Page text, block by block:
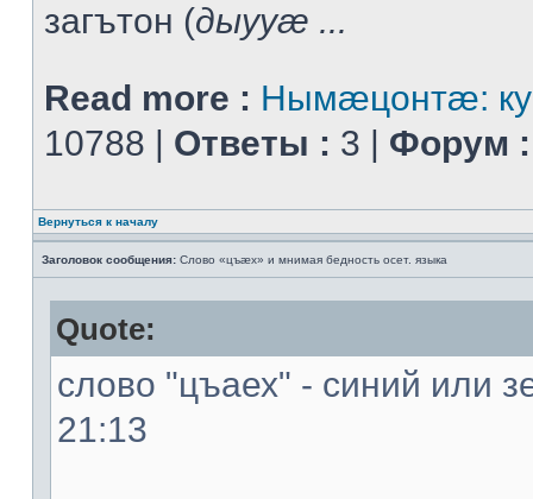
загътон (дыууæ ...
Read more : Нымæцонтæ:
10788 | Ответы : 3 | Форум :
Вернуться к началу
Заголовок сообщения: Слово «цъæх» и мнимая бедность осет. языка
Quote:
слово "цъаех" - синий или
21:13